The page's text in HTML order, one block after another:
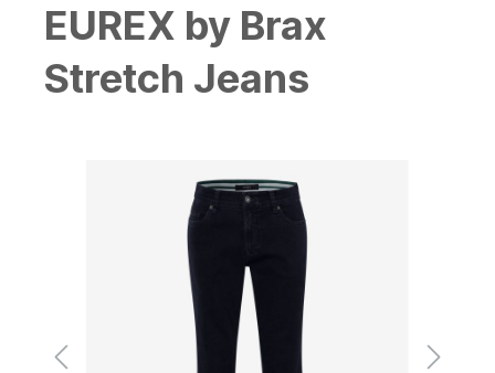
EUREX by Brax
Stretch Jeans